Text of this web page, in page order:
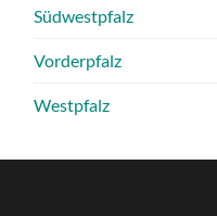
Südwestpfalz
Vorderpfalz
Westpfalz